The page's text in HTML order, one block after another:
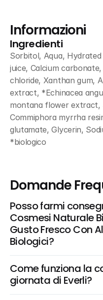
Informazioni
Ingredienti
Sorbitol, Aqua,
juice, Calcium
chloride, Xanthan gum,
extract, *Echinacea
montana flower extract,
Commiphora myrrha
glutamate, Glycerin,
*biologico
Domande
Posso farmi
Cosmesi Naturale
Gusto Fresco Con
Biologici?
Come funziona la
giornata di Everli?